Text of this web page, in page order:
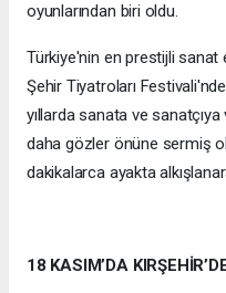
oyunlarından biri oldu.
Türkiye'nin en prestijli sanat
Şehir Tiyatroları
yıllarda sanata ve
daha gözler önüne sermiş
dakikalarca ayakta
18 KASIM’DA